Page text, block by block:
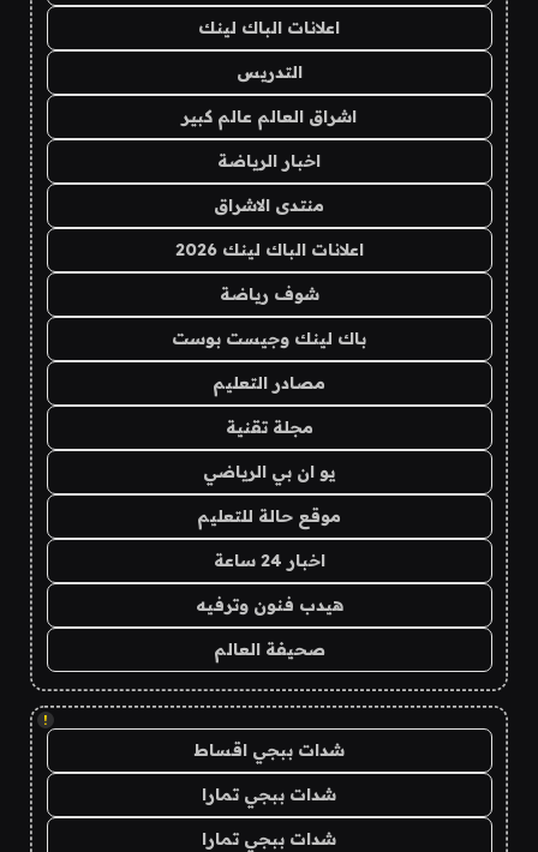
اعلانات الباك لينك
التدريس
اشراق العالم عالم كبير
اخبار الرياضة
منتدى الاشراق
اعلانات الباك لينك 2026
شوف رياضة
باك لينك وجيست بوست
مصادر التعليم
مجلة تقنية
يو ان بي الرياضي
موقع حالة للتعليم
اخبار 24 ساعة
هيدب فنون وترفيه
صحيفة العالم
!
شدات ببجي اقساط
شدات ببجي تمارا
شدات ببجي تمارا